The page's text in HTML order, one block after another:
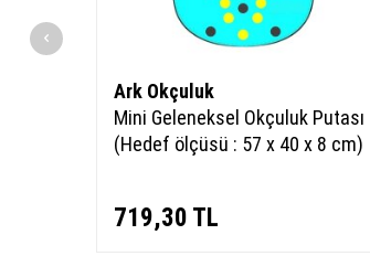
Ark Okçuluk
Mini Geleneksel Okçuluk Putası
(Hedef ölçüsü : 57 x 40 x 8 cm)
719,30 TL